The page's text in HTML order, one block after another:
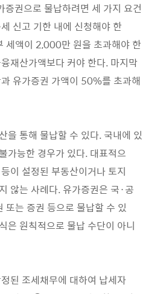
증권으로 물납하려면 세 가지 요건
신고 기한 내에 신청해야 한
세액이 2,000만 원을 초과해야 한
재산가액보다 커야 한다. 마지막
유가증권 가액이 50%를 초과해
을 통해 물납할 수 있다. 국내에 있
가능한 경우가 있다. 대표적으
이 설정된 부동산이거나 토지
않는 사례다. 유가증권은 국·공
또는 증권 등으로 물납할 수 있
은 원칙적으로 물납 수단이 아니
된 조세채무에 대하여 납세자